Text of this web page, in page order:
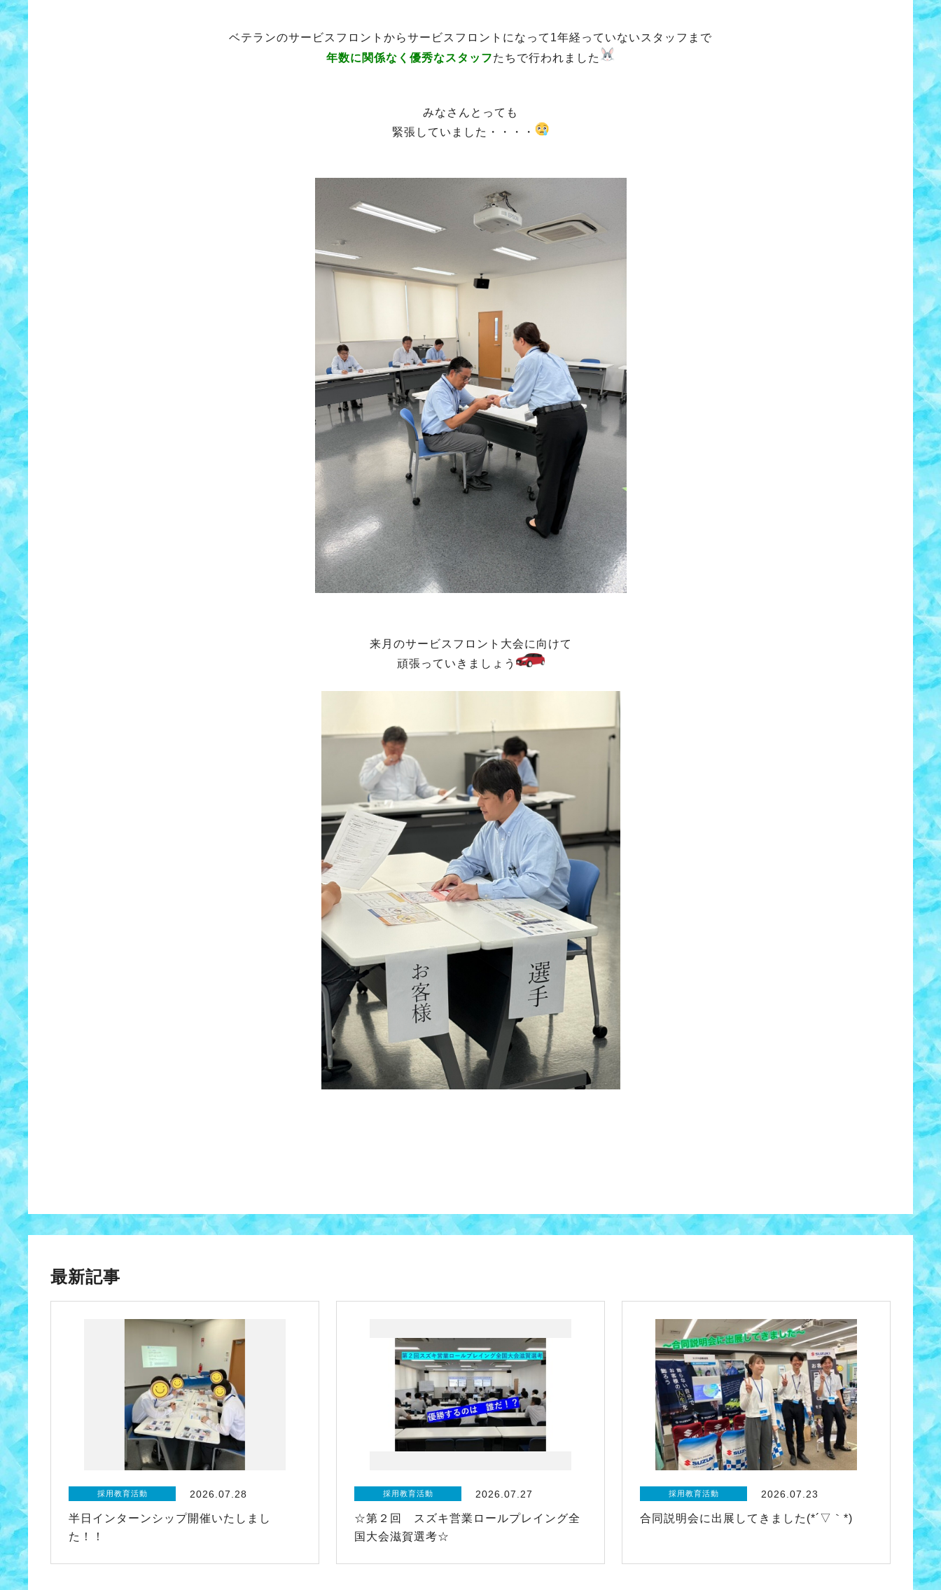
ベテランのサービスフロントからサービスフロントになって1年経っていないスタッフまで
年数に関係なく優秀なスタッフたちで行われました
みなさんとっても
緊張していました・・・・
来月のサービスフロント大会に向けて
頑張っていきましょう
最新記事
採用教育活動 2026.07.28
半日インターンシップ開催いたしまし
た！！
採用教育活動 2026.07.27
☆第２回 スズキ営業ロールプレイング全
国大会滋賀選考☆
採用教育活動 2026.07.23
合同説明会に出展してきました(*´▽｀*)